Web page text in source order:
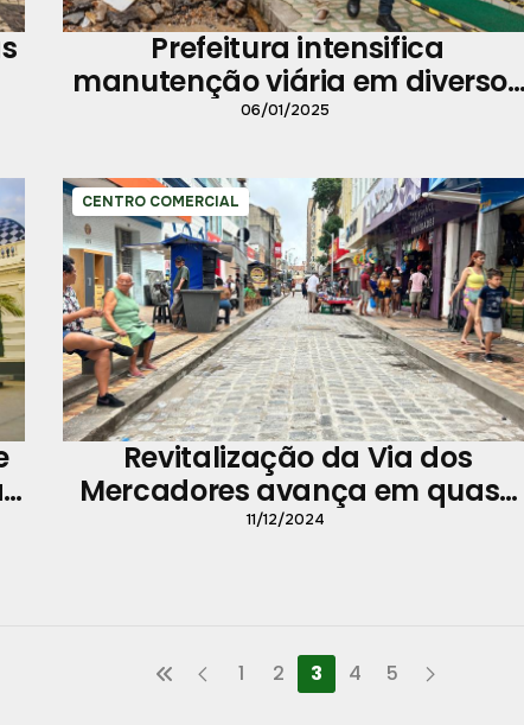
Prefeitura intensifica
manutenção viária em diversos
bairros de Belém
06/01/2025
CENTRO COMERCIAL
Revitalização da Via dos
Mercadores avança em quase
60% e já melhora a atividade
11/12/2024
1 2 3 4 5